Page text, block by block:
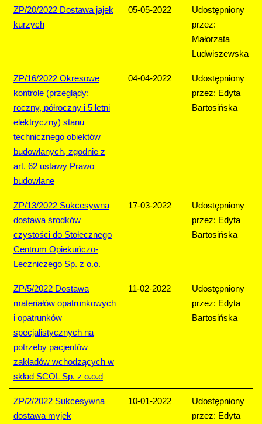
ZP/20/2022 Dostawa jajek
kurzych
05-05-2022
Udostępniony
przez:
Małorzata
Ludwiszewska
ZP/16/2022 Okresowe
kontrole (przeglądy:
roczny, półroczny i 5 letni
elektryczny) stanu
technicznego obiektów
budowlanych, zgodnie z
art. 62 ustawy Prawo
budowlane
04-04-2022
Udostępniony
przez: Edyta
Bartosińska
ZP/13/2022 Sukcesywna
dostawa środków
czystości do Stołecznego
Centrum Opiekuńczo-
Leczniczego Sp. z o.o.
17-03-2022
Udostępniony
przez: Edyta
Bartosińska
ZP/5/2022 Dostawa
materiałów opatrunkowych
i opatrunków
specjalistycznych na
potrzeby pacjentów
zakładów wchodzących w
skład SCOL Sp. z o.o.d
11-02-2022
Udostępniony
przez: Edyta
Bartosińska
ZP/2/2022 Sukcesywna
dostawa myjek
10-01-2022
Udostępniony
przez: Edyta